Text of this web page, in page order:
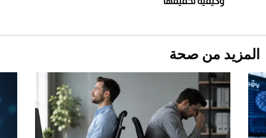
Aston Martin Valiant: على هوى الأبطال
المزيد من صحة